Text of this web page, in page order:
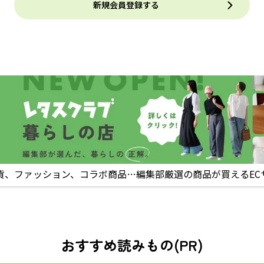
新規会員登録する
、ファッション、コラボ商品…編集部厳選の商品が買えるEC
おすすめ読みもの(PR)